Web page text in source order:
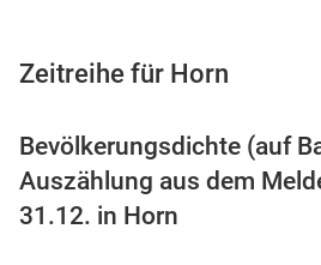
Zeitreihe für Horn
Bevölkerungsdichte (auf
Auszählung aus dem
31.12. in Horn